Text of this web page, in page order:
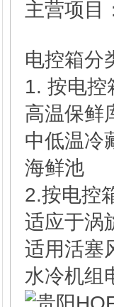
主营项目
电控箱分
1. 按电控
高温保鲜
中低温冷
海鲜池
2.按电控
适应于涡
适用活塞
水冷机组